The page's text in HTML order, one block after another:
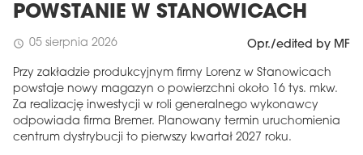
POWSTANIE W STANOWICACH
schedule 05 sierpnia 2026 Opr./edited by MF
Przy zakładzie produkcyjnym firmy Lorenz w Stanowicach
powstaje nowy magazyn o powierzchni około 16 tys. mkw.
Za realizację inwestycji w roli generalnego wykonawcy
odpowiada firma Bremer. Planowany termin uruchomienia
centrum dystrybucji to pierwszy kwartał 2027 roku.